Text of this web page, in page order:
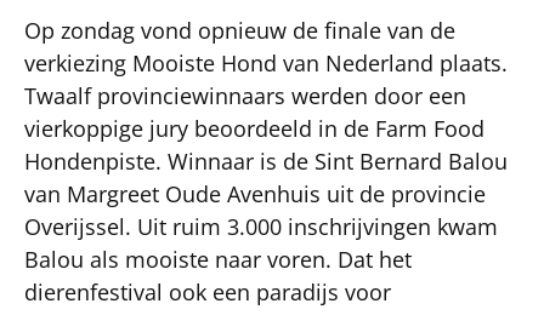
Op zondag vond opnieuw de finale van de
verkiezing Mooiste Hond van Nederland plaats.
Twaalf provinciewinnaars werden door een
vierkoppige jury beoordeeld in de Farm Food
Hondenpiste. Winnaar is de Sint Bernard Balou
van Margreet Oude Avenhuis uit de provincie
Overijssel. Uit ruim 3.000 inschrijvingen kwam
Balou als mooiste naar voren. Dat het
dierenfestival ook een paradijs voor